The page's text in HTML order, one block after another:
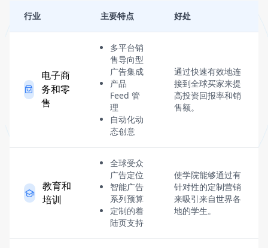
行业 主要特点 好处
电子商
务和零
售
多平台销
售导向型
广告集成
产品
Feed 管
理
自动化动
态创意
通过快速有效地连
接到全球买家来提
高投资回报率和销
售额。
教育和
培训
全球受众
广告定位
智能广告
系列预算
定制的着
陆页支持
使学院能够通过有
针对性的定制营销
来吸引来自世界各
地的学生。